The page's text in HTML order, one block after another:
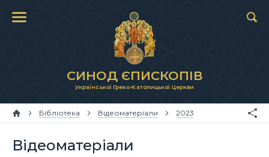
СИНОД ЄПИСКОПІВ
Української Греко-Католицької Церкви
Бібліотека Відеоматеріали 2023
Відеоматеріали